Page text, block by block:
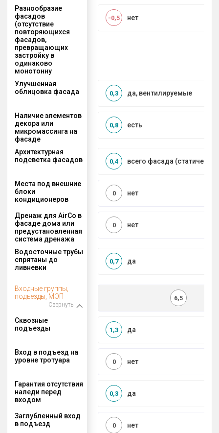
Разнообразие
фасадов
(отсутствие
повторяющихся
фасадов,
превращающих
застройку в
одинаково
монотонну
нет
-0,5
Улучшенная
облицовка фасада
да, вентилируемые
0,3
Наличие элементов
декора или
микромассинга на
фасаде
есть
0,8
Архитектурная
подсветка фасадов
всего фасада
0,4
Места под внешние
блоки
кондиционеров
нет
0
Дренаж для AirCo в
фасаде дома или
предустановленная
система дренажа
нет
0
Водосточные трубы
спрятаны до
ливневки
да
0,7
Входные группы,
подъезды, МОП
Свернуть
6,5
Сквозные
подъезды
да
1,3
Вход в подъезд на
уровне тротуара
нет
0
Гарантия отсутствия
наледи перед
входом
да
0,3
Заглубленный вход
в подъезд
нет
0